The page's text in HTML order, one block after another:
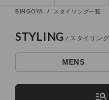
BINGOYA スタイリング一覧
STYLING
MENS
manage_search